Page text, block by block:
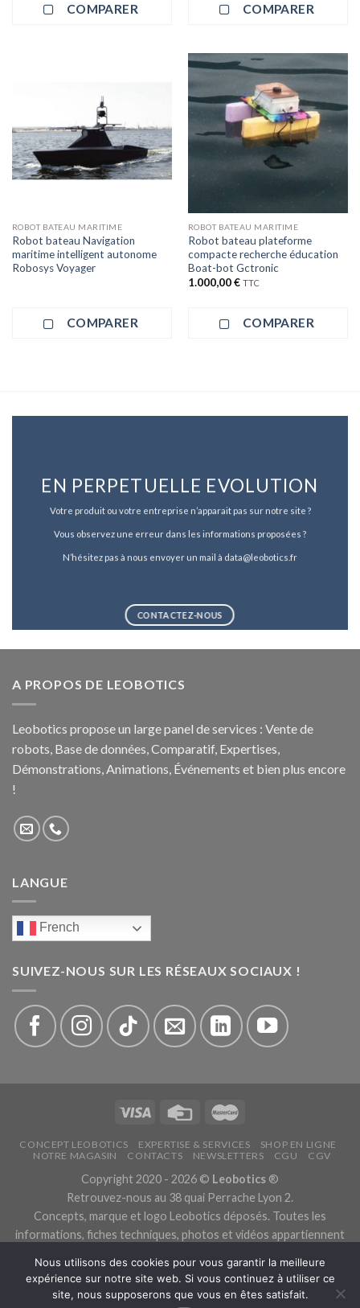
COMPARER COMPARER
ROBOT BATEAU MARITIME
Robot bateau Navigation
maritime intelligent autonome
Robosys Voyager
COMPARER
ROBOT BATEAU MARITIME
Robot bateau plateforme
compacte recherche éducation
Boat-bot Gctronic
1.000,00€ TTC
COMPARER
EN PERPETUELLE EVOLUTION
Votre produit ou votre entreprise n’apparait pas sur notre site ?
Vous observez une erreur dans les informations proposées ?
N’hésitez pas à nous envoyer un mail à data@leobotics.fr
CONTACTEZ-NOUS
A PROPOS DE LEOBOTICS
Leobotics propose un large panel de services : Vente de
robots, Base de données, Comparatif, Expertises,
Démonstrations, Animations, Événements et bien plus encore
!
LANGUE
French
SUIVEZ-NOUS SUR LES RÉSEAUX SOCIAUX !
CONCEPT LEOBOTICS EXPERTISE & SERVICES
SHOP EN LIGNE
NOTRE MAGASIN
CONTACTS NEWSLETTERS CGU CGV
Copyright 2020 - 2026 © Leobotics ®
Retrouvez-nous au 38 quai Perrache Lyon 2.
Concepts, marque et logo Leobotics déposés. Toutes les
informations, fiches techniques, photos et vidéos appartiennent
Les traductions sont automatiques, veuillez nous excuser pour
les traductions erronées.
Nous utilisons des cookies pour vous garantir la meilleure
expérience sur notre site web. Si vous continuez à utiliser ce
site, nous supposerons que vous en êtes satisfait.